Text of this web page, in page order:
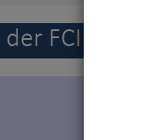
FCI